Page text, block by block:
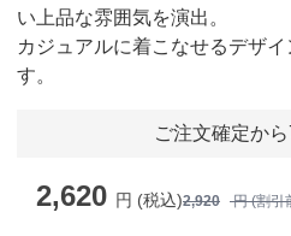
い上品な雰囲気を演出。
カジュアルに着こなせるデザ
す。
ご注文確定か
2,620 円 (税込)2,920 円 (割引